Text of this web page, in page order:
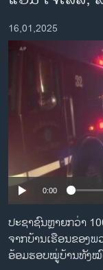
ຫາ
ຊອກ
ຄົ້ນໂລກ
ເອເຊຍ
ອິດສະຫຼະພາບດ້ານກ
ຊີວິດຊາວລາວ
ຊຸມຊົນຊາວລາວ
ວິທະຍາສາດ-ເທັກໂນໂ
ທຸລະກິດ
ວີດີໂອ
ສຽງ
16,01,2025
No
0:00
ປະຊາຊົນຫຼາຍກວ່າ
ຈາກບ້ານເຮືອນຂອງພ
ອ້ອມຮອບໝູ່ບ້ານທັງໝົ